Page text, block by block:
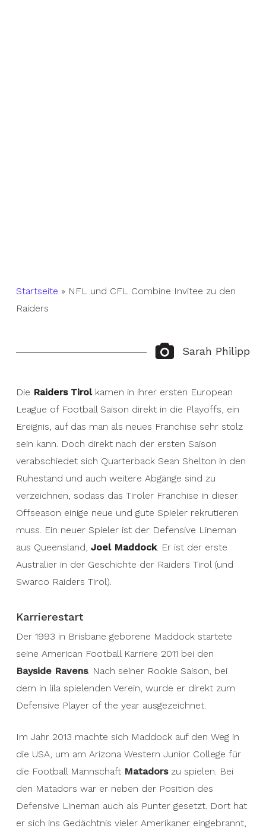
Startseite » NFL und CFL Combine Invitee zu den
Raiders
Sarah Philipp
Die Raiders Tirolkamen in ihrer ersten European
League of Football Saison direkt in die Playoffs, ein
Ereignis, auf das man als neues Franchise sehr stolz
sein kann. Doch direkt nach der ersten Saison
verabschiedet sich Quarterback Sean Shelton in den
Ruhestand und auch weitere Abgänge sind zu
verzeichnen, sodass das Tiroler Franchise in dieser
Offseason einige neue und gute Spieler rekrutieren
muss. Ein neuer Spieler ist der Defensive Lineman
aus Queensland, Joel Maddock. Er ist der erste
Australier in der Geschichte der Raiders Tirol (und
Swarco Raiders Tirol).
Karrierestart
Der 1993 in Brisbane geborene Maddock startete
seine American Football Karriere 2011 bei den
Bayside Ravens. Nach seiner Rookie Saison, bei
dem in lila spielenden Verein, wurde er direkt zum
Defensive Player of the year ausgezeichnet.
Im Jahr 2013 machte sich Maddock auf den Weg in
die USA, um am Arizona Western Junior College für
die Football Mannschaft Matadorszu spielen. Bei
den Matadors war er neben der Position des
Defensive Lineman auch als Punter gesetzt. Dort hat
er sich ins Gedächtnis vieler Amerikaner eingebrannt,